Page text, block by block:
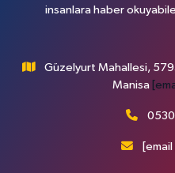
insanlara haber
Güzelyurt Mahallesi,
Manisa